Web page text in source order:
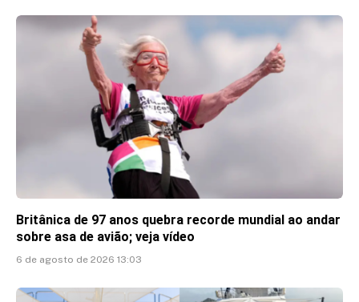
Britânica de 97 anos quebra recorde mundial ao andar
sobre asa de avião; veja vídeo
6 de agosto de 2026 13:03